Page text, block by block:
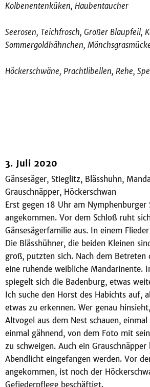
Kolbenentenküken, Haubentaucher
Seerosen, Teichfrosch, Großer Blaupfeil,
Sommergoldhähnchen,
Höckerschwäne, Prachtlibellen, Rehe,
3. Juli 2020
Gänsesäger, Stieglitz, Blässhuhn,
Grauschnäpper, Höckerschwan
Erst gegen 18 Uhr am Nymphenburger
angekommen. Vor dem Schloß ruht
Gänsesägerfamilie aus. In einem
Die Blässhühner, die beiden Kleinen
groß, putzten sich. Nach dem Betreten
eine ruhende weibliche Mandarinente.
spiegelt sich die Badenburg, etwas
Ich suche den Horst des Habichts auf,
etwas zu erkennen. Wer genau
Altvogel aus dem Nest schauen,
einmal gähnend, von dem Foto mit
zu schweigen. Auch ein
Abendlicht eingefangen werden. Vor
angekommen, ist noch der
Gefiederpflege beschäftigt.